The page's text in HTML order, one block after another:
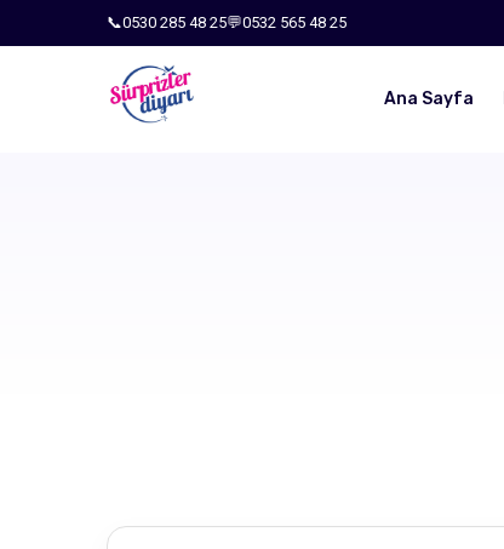
📞0530 285 48 25💬0532 565 48 25
Ana Sayfa